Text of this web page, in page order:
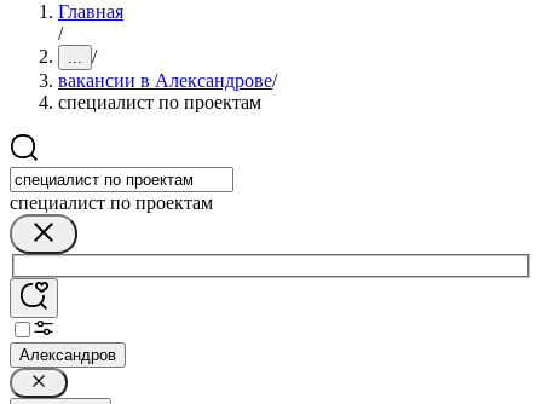
Главная
/
... /
вакансии в Александрове/
специалист по проектам
специалист по проектам
Александров